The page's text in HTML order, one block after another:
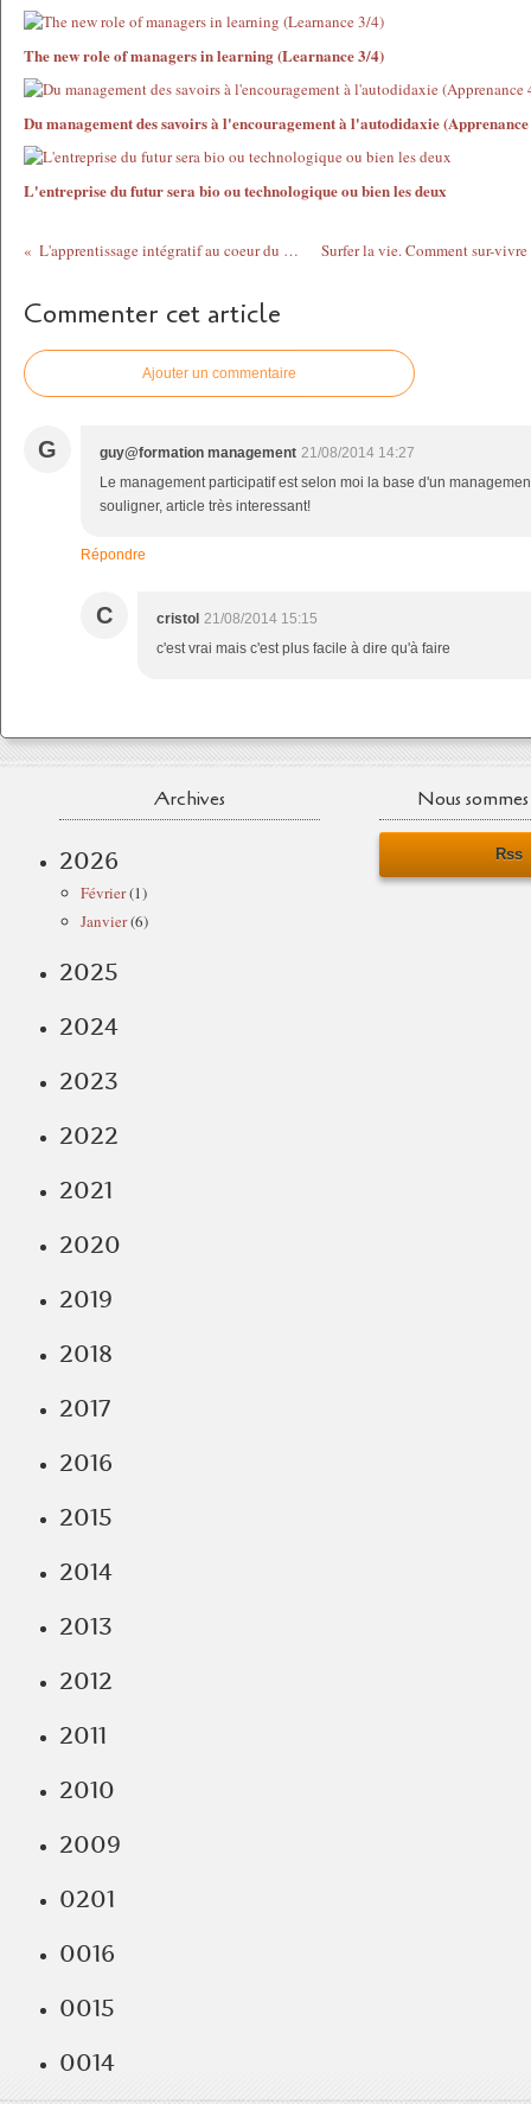
The new role of managers in learning (Learnance 3/4)
Du management des savoirs à l'encouragement à l'autodidaxie
L'entreprise du futur sera bio ou technologique ou bien les deux
L'apprentissage intégratif au coeur du management de l'innovation
Commenter cet article
Ajouter un commentaire
G guy@formation management 21/08/2014 14:27
Le management participatif est selon moi la base d'un
souligner, article très interessant!
Répondre
C cristol 21/08/2014 15:15
c'est vrai mais c'est plus facile à dire qu'à faire
Archives
2026
Février(1)
Janvier(6)
2025
2024
2023
2022
2021
2020
2019
2018
2017
2016
2015
2014
2013
2012
2011
2010
2009
0201
0016
0015
0014
Nous
Rss